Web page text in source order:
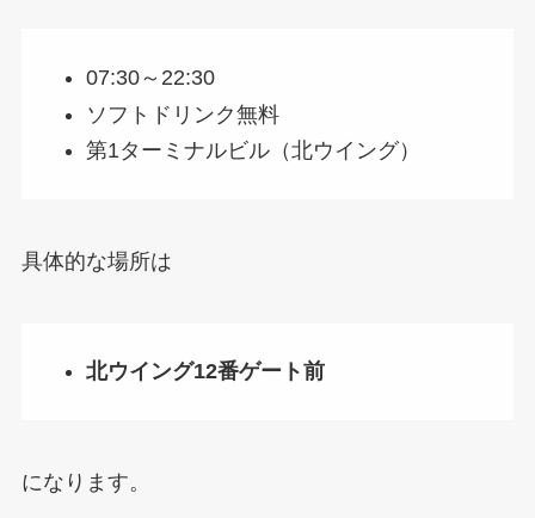
07:30～22:30
ソフトドリンク無料
第1ターミナルビル（北ウイング）
具体的な場所は
北ウイング12番ゲート前
になります。